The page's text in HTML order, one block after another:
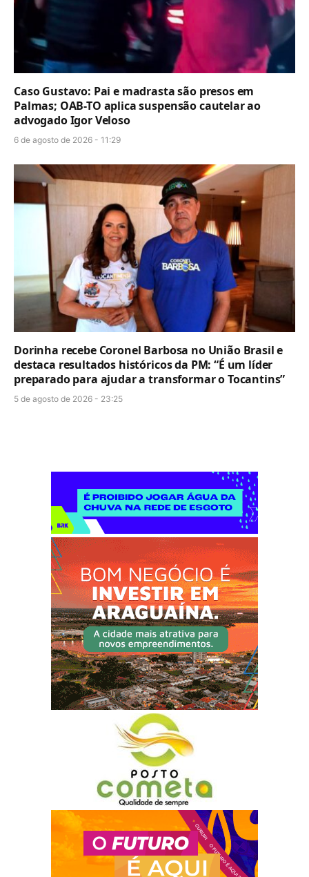
Caso Gustavo: Pai e madrasta são presos em
Palmas; OAB-TO aplica suspensão cautelar ao
advogado Igor Veloso
6 de agosto de 2026 - 11:29
Dorinha recebe Coronel Barbosa no União Brasil e
destaca resultados históricos da PM: “É um líder
preparado para ajudar a transformar o Tocantins”
5 de agosto de 2026 - 23:25